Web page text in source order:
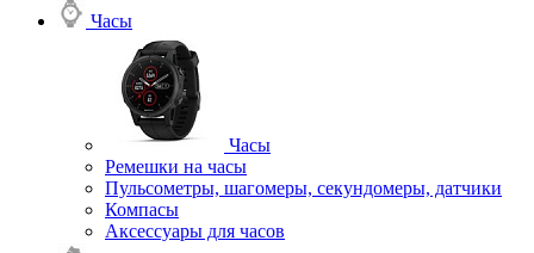
Часы
Часы
Ремешки на часы
Пульсометры, шагомеры, секундомеры, датчики
Компасы
Аксессуары для часов